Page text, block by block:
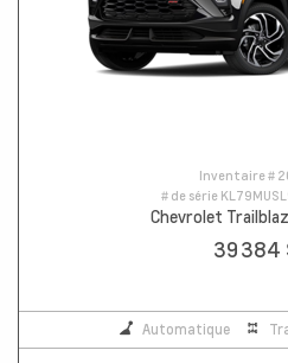
Inventaire #
# de série
Chevrolet
39 384
Automatique